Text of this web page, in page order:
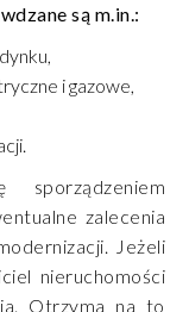
są m.in.:
i gazowe,
zalecenia
Jeżeli
nieruchomości
Otrzyma na to